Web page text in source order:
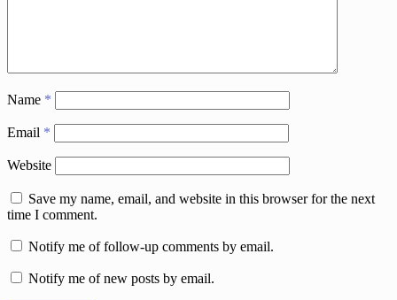
Name *
Email *
Website
Save my name, email, and website in this browser for the next
time I comment.
Notify me of follow-up comments by email.
Notify me of new posts by email.